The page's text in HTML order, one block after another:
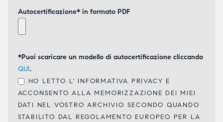
Autocertificazione* in formato PDF
*Puoi scaricare un modello di autocertificazione cliccando
QUI.
HO LETTO L' INFORMATIVA PRIVACY E
ACCONSENTO ALLA MEMORIZZAZIONE DEI MIEI
DATI NEL VOSTRO ARCHIVIO SECONDO QUANDO
STABILITO DAL REGOLAMENTO EUROPEO PER LA